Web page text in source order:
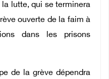
lutte, qui se terminera
ouverte de la faim à
dans les prisons
de la grève dépendra